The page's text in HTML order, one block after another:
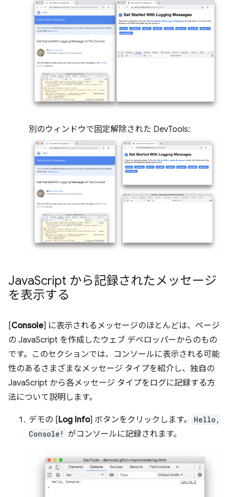
別のウィンドウで固定解除された DevTools:
JavaScript から記録されたメッセージ
を表示する
[Console] に表示されるメッセージのほとんどは、ページ
の JavaScript を作成したウェブ デベロッパーからのもの
です。このセクションでは、コンソールに表示される可能
性のあるさまざまなメッセージ タイプを紹介し、独自の
JavaScript から各メッセージ タイプをログに記録する方
法について説明します。
デモの [Log Info] ボタンをクリックします。
Hello,
Console! がコンソールに記録されます。